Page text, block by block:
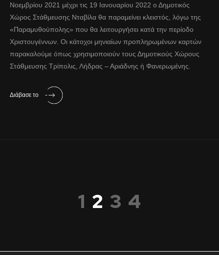
Νοεμβρίου 2021 μέχρι τις 19 Ιανουαρίου 2022 ο Δημοτικός
Χώρος Στάθμευσης Νταβίλα θα παραμείνει κλειστός, λόγω της
«Παραμυθούπολης» που θα λειτουργήσει κατά την περίοδο
Χριστουγέννων. Οι κάτοχοι μηνιαίων προπληρωμένων καρτών
παρακαλούμε όπως χρησιμοποιούν τους Δημοτικούς Χώρους
Στάθμευσης Τρίπολις, Λήδρας – Αριάδνης ή Φανερωμένης.
Διάβασε το
1 2 3 4